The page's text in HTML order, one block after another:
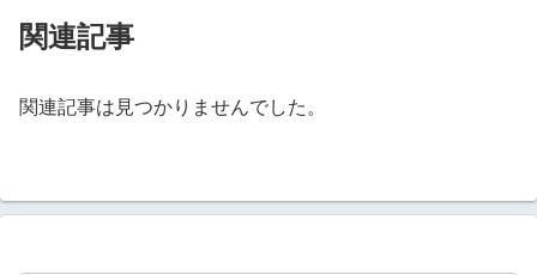
関連記事
関連記事は見つかりませんでした。